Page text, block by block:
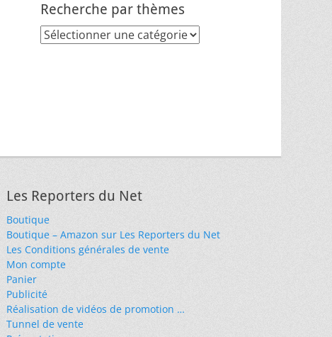
Recherche par thèmes
Recherche
Les Reporters du Net
Boutique
Boutique – Amazon sur Les Reporters du Net
Les Conditions générales de vente
Mon compte
Panier
Publicité
Réalisation de vidéos de promotion …
Tunnel de vente